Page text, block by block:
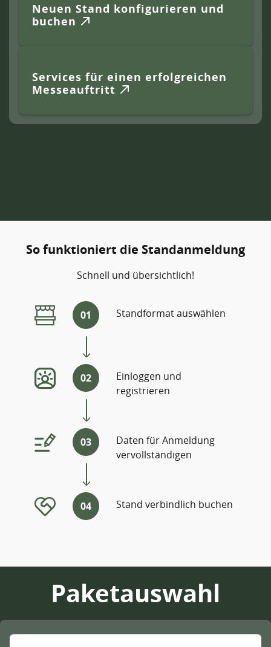
Neuen Stand konfigurieren und
buchen
Services für einen erfolgreichen
Messeauftritt
So funktioniert die Standanmeldung
Schnell und übersichtlich!
01 Standformat auswählen
02
Einloggen und
registrieren
03
Daten für Anmeldung
vervollständigen
04 Stand verbindlich buchen
Paketauswahl